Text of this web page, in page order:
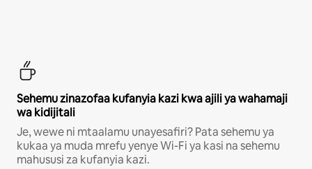
Sehemu zinazofaa kufanyia kazi kwa ajili ya wahamaji
wa kidijitali
Je, wewe ni mtaalamu unayesafiri? Pata sehemu ya
kukaa ya muda mrefu yenye Wi-Fi ya kasi na sehemu
mahususi za kufanyia kazi.